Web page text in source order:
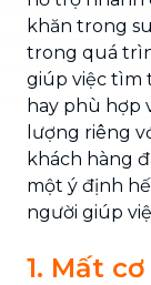
khăn trong
trong quá
giúp việc tìm
hay phù hợp
lượng riêng
khách hàng
một ý định
người giúp
1. Mất